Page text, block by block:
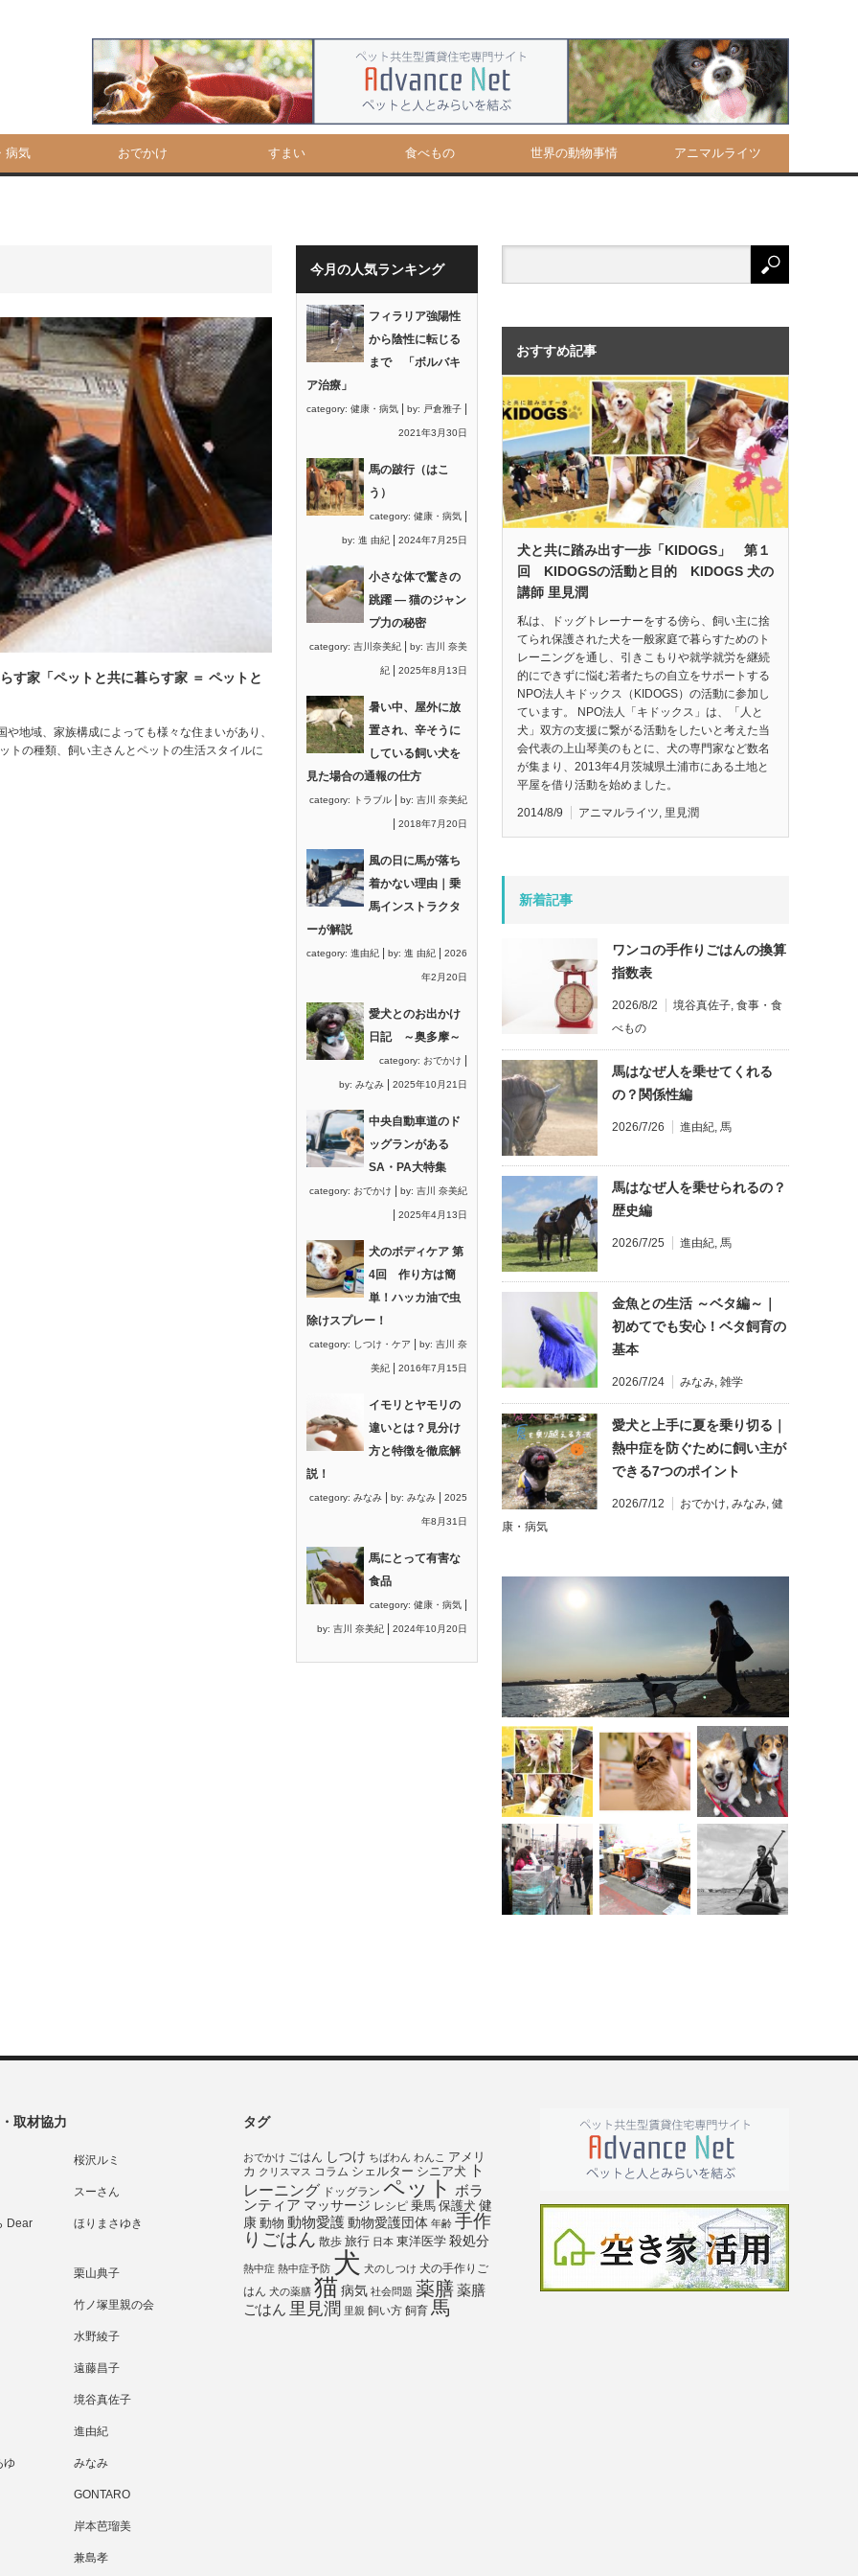
病気 おでかけ すまい 食べもの 世界の動物事情 アニマルライツ
家「ペットと共に暮らす家 ＝ ペットと
地域、家族構成によっても様々な住まいがあり、
トの種類、飼い主さんとペットの生活スタイルに
今月の人気ランキング
フィラリア強陽性
から陰性に転じる
まで 「ボルバキ
ア治療」
category: 健康・病気 by: 戸倉雅子
2021年3月30日
馬の跛行（はこ
う）
category: 健康・病気
by: 進 由紀 2024年7月25日
小さな体で驚きの
跳躍 ― 猫のジャン
プ力の秘密
category: 吉川奈美紀 by: 吉川 奈美
紀 2025年8月13日
暑い中、屋外に放
置され、辛そうに
している飼い犬を
見た場合の通報の仕方
category: トラブル by: 吉川 奈美紀
2018年7月20日
風の日に馬が落ち
着かない理由｜乗
馬インストラクタ
ーが解説
category: 進由紀 by: 進 由紀 2026
年2月20日
愛犬とのお出かけ
日記 ～奥多摩～
category: おでかけ
by: みなみ 2025年10月21日
中央自動車道のド
ッグランがある
SA・PA大特集
category: おでかけ by: 吉川 奈美紀
2025年4月13日
犬のボディケア 第
4回 作り方は簡
単！ハッカ油で虫
除けスプレー！
category: しつけ・ケア by: 吉川 奈
美紀 2016年7月15日
イモリとヤモリの
違いとは？見分け
方と特徴を徹底解
説！
category: みなみ by: みなみ 2025
年8月31日
馬にとって有害な
食品
category: 健康・病気
by: 吉川 奈美紀 2024年10月20日
おすすめ記事
犬と共に踏み出す一歩「KIDOGS」 第１
回 KIDOGSの活動と目的 KIDOGS 犬の
講師 里見潤
私は、ドッグトレーナーをする傍ら、飼い主に捨
てられ保護された犬を一般家庭で暮らすためのト
レーニングを通し、引きこもりや就学就労を継続
的にできずに悩む若者たちの自立をサポートする
NPO法人キドックス（KIDOGS）の活動に参加し
ています。 NPO法人「キドックス」は、「人と
犬」双方の支援に繋がる活動をしたいと考えた当
会代表の上山琴美のもとに、犬の専門家など数名
が集まり、2013年4月茨城県土浦市にある土地と
平屋を借り活動を始めました。
2014/8/9 アニマルライツ, 里見潤
新着記事
ワンコの手作りごはんの換算
指数表
2026/8/2 境谷真佐子, 食事・食
べもの
馬はなぜ人を乗せてくれる
の？関係性編
2026/7/26 進由紀, 馬
馬はなぜ人を乗せられるの？
歴史編
2026/7/25 進由紀, 馬
金魚との生活 ～ベタ編～｜
初めてでも安心！ベタ飼育の
基本
2026/7/24 みなみ, 雑学
愛犬と上手に夏を乗り切る｜
熱中症を防ぐために飼い主が
できる7つのポイント
2026/7/12 おでかけ, みなみ, 健
康・病気
取材協力
桜沢ルミ
スーさん
Dear
ほりまさゆき
栗山典子
竹ノ塚里親の会
水野綾子
遠藤昌子
境谷真佐子
進由紀
ゆ みなみ
GONTARO
岸本芭瑠美
兼島孝
タグ
おでかけ ごはん しつけ ちばわん わんこ アメリ
カ クリスマス コラム シェルター シニア犬
ト
レーニング ドッグラン ペット
ボラ
ンティア マッサージ レシピ 乗馬 保護犬 健
康 動物 動物愛護動物愛護団体 年齢 手作
りごはん 散歩 旅行 日本 東洋医学 殺処分
熱中症 熱中症予防 犬 犬のしつけ 犬の手作りご
はん 犬の薬膳 猫 病気 社会問題 薬膳薬膳
ごはん 里見潤 里親 飼い方 飼育 馬